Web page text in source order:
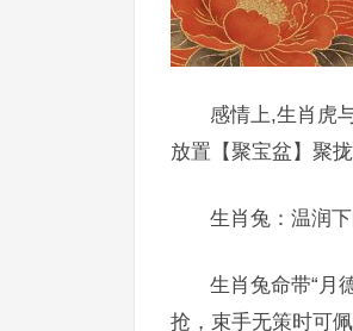
感情上,生肖虎
放置【聚宝盆】聚
生肖兔：温润
生肖兔命带“月
抢，束手无策时可